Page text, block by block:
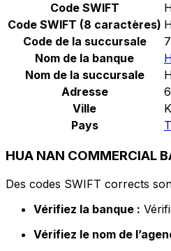
Code SWIFT
Code SWIFT (8 caractères)
Code de la succursale
Nom de la banque
Nom de la succursale
Adresse
Ville
Pays
HUA NAN COMMERCIAL
Des codes SWIFT corrects
Vérifiez la banque :
Vérifiez le nom de